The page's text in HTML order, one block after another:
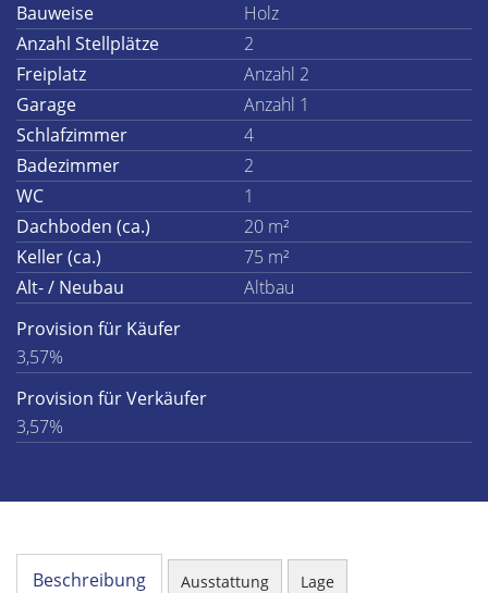
Bauweise
Holz
Anzahl Stellplätze
2
Freiplatz
Anzahl 2
Garage
Anzahl 1
Schlafzimmer
4
Badezimmer
2
WC
1
Dachboden (ca.)
20 m²
Keller (ca.)
75 m²
Alt- / Neubau
Altbau
Provision für Käufer
3,57%
Provision für Verkäufer
3,57%
Beschreibung Ausstattung Lage